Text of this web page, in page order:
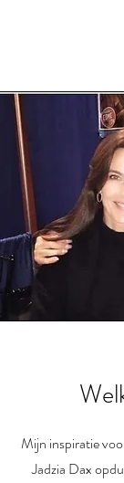
Mijn inspiratie
Jadzia Dax